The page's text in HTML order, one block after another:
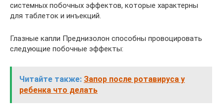
системных побочных эффектов, которые характерны
для таблеток и инъекций.
Глазные капли Преднизолон способны провоцировать
следующие побочные эффекты:
Читайте также: Запор после ротавируса у
ребенка что делать